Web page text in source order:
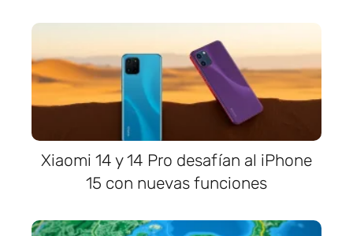
Xiaomi 14 y 14 Pro desafían al iPhone
15 con nuevas funciones